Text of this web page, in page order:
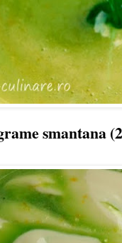
smantana